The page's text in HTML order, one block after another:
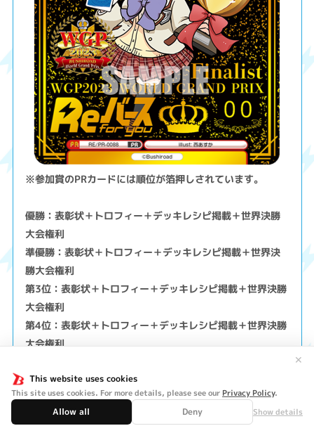
This website uses cookies
This site uses cookies. For more details, please see our Privacy Policy.
Allow all Deny Show details
✕
※参加賞のPRカードには順位が箔押しされています。
優勝：表彰状＋トロフィー＋デッキレシピ掲載＋世界決勝
大会権利
準優勝：表彰状＋トロフィー＋デッキレシピ掲載＋世界決
勝大会権利
第3位：表彰状＋トロフィー＋デッキレシピ掲載＋世界決勝
大会権利
第4位：表彰状＋トロフィー＋デッキレシピ掲載＋世界決勝
大会権利
ページTOPに戻る